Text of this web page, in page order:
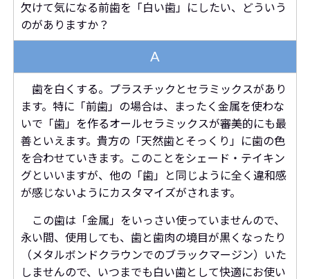
欠けて気になる前歯を「白い歯」にしたい、どういう
のがありますか？
A
歯を白くする。プラスチックとセラミックスがあり
ます。特に「前歯」の場合は、まったく金属を使わな
いで「歯」を作るオールセラミックスが審美的にも最
善といえます。貴方の「天然歯とそっくり」に歯の色
を合わせていきます。このことをシェード・テイキン
グといいますが、他の「歯」と同じように全く違和感
が感じないようにカスタマイズがされます。
この歯は「金属」をいっさい使っていませんので、
永い間、使用しても、歯と歯肉の境目が黒くなったり
（メタルボンドクラウンでのブラックマージン）いた
しませんので、いつまでも白い歯として快適にお使い